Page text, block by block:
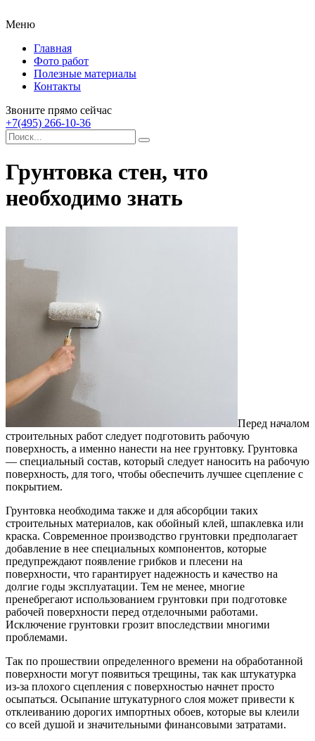
Меню
Главная
Фото работ
Полезные материалы
Контакты
Звоните прямо сейчас
+7(495) 266-10-36
Грунтовка стен, что
необходимо знать
Перед началом
строительных работ следует подготовить рабочую
поверхность, а именно нанести на нее грунтовку. Грунтовка
— специальный состав, который следует наносить на рабочую
поверхность, для того, чтобы обеспечить лучшее сцепление с
покрытием.
Грунтовка необходима также и для абсорбции таких
строительных материалов, как обойный клей, шпаклевка или
краска. Современное производство грунтовки предполагает
добавление в нее специальных компонентов, которые
предупреждают появление грибков и плесени на
поверхности, что гарантирует надежность и качество на
долгие годы эксплуатации. Тем не менее, многие
пренебрегают использованием грунтовки при подготовке
рабочей поверхности перед отделочными работами.
Исключение грунтовки грозит впоследствии многими
проблемами.
Так по прошествии определенного времени на обработанной
поверхности могут появиться трещины, так как штукатурка
из-за плохого сцепления с поверхностью начнет просто
осыпаться. Осыпание штукатурного слоя может привести к
отклеиванию дорогих импортных обоев, которые вы клеили
со всей душой и значительными финансовыми затратами.